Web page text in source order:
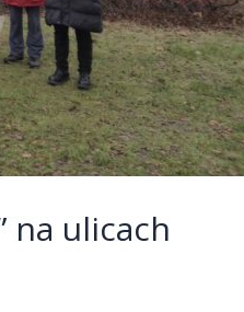
na ulicach